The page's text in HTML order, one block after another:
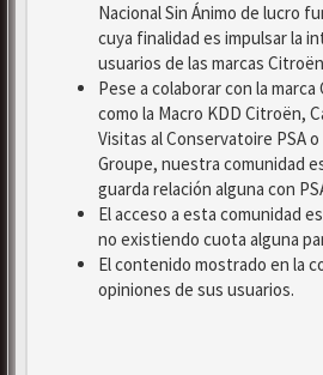
Nacional Sin Ánimo de lucro
cuya finalidad es impulsar la
usuarios de las marcas
Pese a colaborar con la
como la Macro KDD Citroën,
Visitas al Conservatoire PSA o
Groupe, nuestra comunidad
guarda relación alguna con
El acceso a esta comunidad
no existiendo cuota alguna
El contenido mostrado en la
opiniones de sus usuarios.